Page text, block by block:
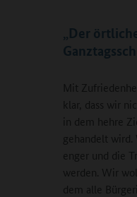
„Der
Mit
klar, dass wir
in dem hehre
gehandelt
enger und die
werden. Wir
dem alle